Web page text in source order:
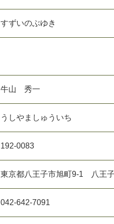
すずいのぶゆき
牛山 秀一
うしやましゅういち
192-0083
東京都八王子市旭町9-1 八王
042-642-7091